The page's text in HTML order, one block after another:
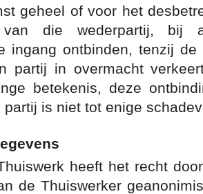
geheel of voor het
die wederpartij, bij
ingang ontbinden, tenzij
partij in overmacht
betekenis, deze
partij is niet tot enige
heeft het recht
de Thuiswerker